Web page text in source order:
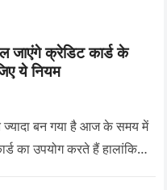
जाएंगे क्रेडिट कार्ड के
ये नियम
बन गया है आज के समय में
का उपयोग करते हैं हालांकि…